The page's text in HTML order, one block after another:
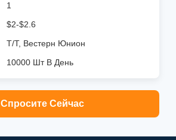
1
$2-$2.6
Т/Т, Вестерн Юнион
10000 Шт В День
Спросите Сейчас